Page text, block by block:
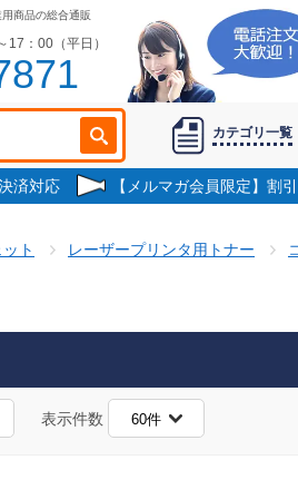
商品の総合通販
：00（平日）
カテゴリ一覧
済対応 【メルマガ会員限定】割
ト レーザープリンタ用トナー
表示件数